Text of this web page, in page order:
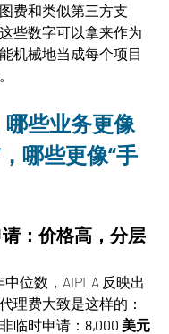
费和类似第三方支
些数字可以拿来作为
机械地当成每个项目
些业务更像
哪些更像“手
：价格高，分层
位数，AIPLA 反映出
理费大致是这样的：
临时申请： 8,000 美元